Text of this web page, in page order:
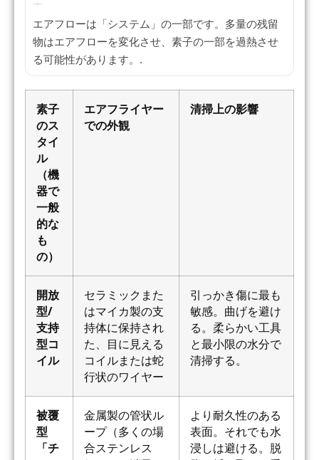
エアフローは「システム」の一部です。多量の残留
物はエアフローを変化させ、素子の一部を過熱させ
る可能性があります。.
素子
のス
タイ
ル
（機
器で
一般
的な
も
の）
エアフライヤー
での外観
清掃上の影響
開放
型/
支持
型コ
イル
セラミックまた
はマイカ製の支
持体に保持され
た、目に見える
コイルまたは蛇
行状のワイヤー
引っかき傷に最も
敏感。曲げを避け
る。柔らかい工具
と最小限の水分で
清掃する。
被覆
型
「チ
金属製の管状ル
ープ（多くの場
合ステンレス
より耐久性のある
表面。それでも水
浸しは避ける。脱